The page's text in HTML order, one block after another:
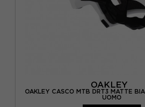
OAKLEY
OAKLEY CASCO MTB DRT3 MATTE
UOMO